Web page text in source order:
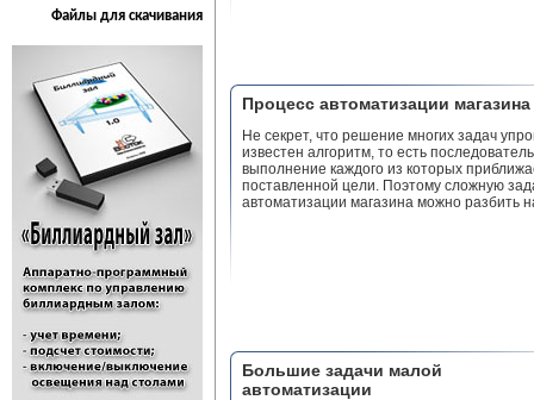
Файлы для скачивания
Процесс автоматизации магазина
Не секрет, что решение многих задач
известен алгоритм, то есть
выполнение каждого из которых
поставленной цели. Поэтому сложную
автоматизации магазина можно разбить
Большие задачи малой
автоматизации